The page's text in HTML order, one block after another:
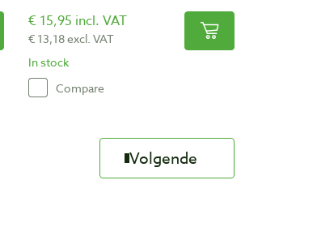
€ 15,95 incl. VAT
€ 13,18 excl. VAT
In stock
Compare
Volgende